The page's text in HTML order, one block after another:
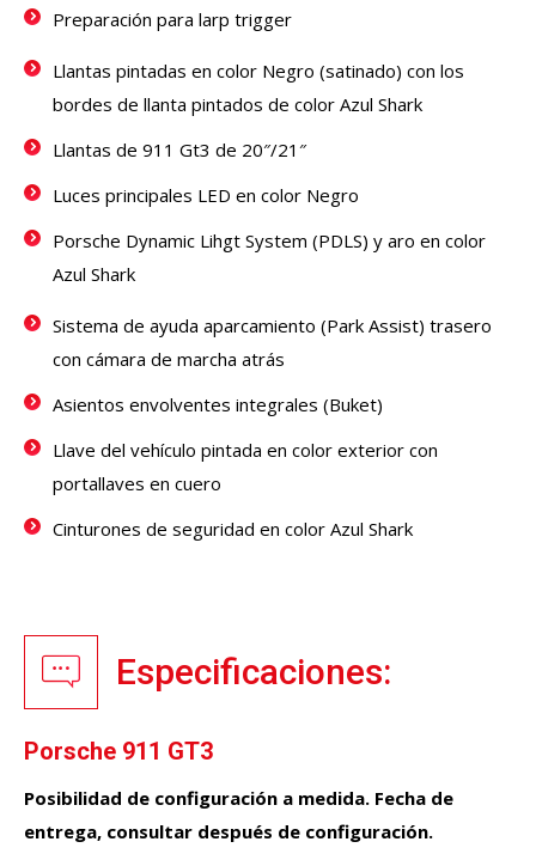
Preparación para larp trigger
Llantas pintadas en color Negro (satinado) con los
bordes de llanta pintados de color Azul Shark
Llantas de 911 Gt3 de 20″/21″
Luces principales LED en color Negro
Porsche Dynamic Lihgt System (PDLS) y aro en color
Azul Shark
Sistema de ayuda aparcamiento (Park Assist) trasero
con cámara de marcha atrás
Asientos envolventes integrales (Buket)
Llave del vehículo pintada en color exterior con
portallaves en cuero
Cinturones de seguridad en color Azul Shark
Especificaciones:
Porsche 911 GT3
Posibilidad de configuración a medida. Fecha de
entrega, consultar después de configuración.